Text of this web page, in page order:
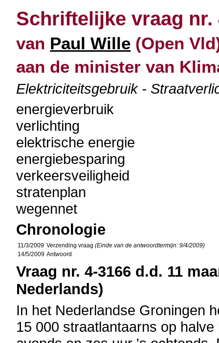
Schriftelijke vraag nr.
van Paul Wille (Open
aan de minister van
Elektriciteitsgebruik -
energieverbruik
verlichting
elektrische energie
energiebesparing
verkeersveiligheid
stratenplan
wegennet
Chronologie
11/3/2009 Verzending vraag(Einde van de antwoordtermijn: 9/4/2009)
14/5/2009 Antwoord
Vraag nr. 4-3166 d.d. 11
Nederlands)
In het Nederlandse Groningen
15 000 straatlantaarns op